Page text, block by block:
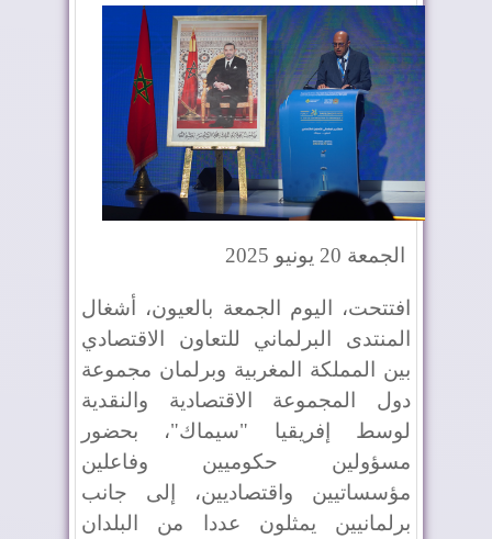
الجمعة 20 يونيو 2025
افتتحت، اليوم الجمعة بالعيون، أشغال
المنتدى البرلماني للتعاون الاقتصادي
بين المملكة المغربية وبرلمان مجموعة
دول المجموعة الاقتصادية والنقدية
لوسط إفريقيا "سيماك"، بحضور
مسؤولين حكوميين وفاعلين
مؤسساتيين واقتصاديين، إلى جانب
برلمانيين يمثلون عددا من البلدان